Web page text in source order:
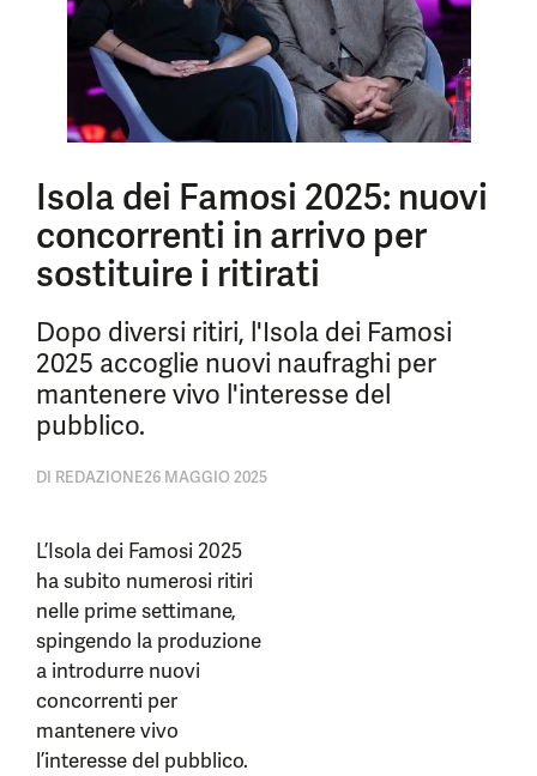
Isola dei Famosi 2025: nuovi
concorrenti in arrivo per
sostituire i ritirati
Dopo diversi ritiri, l'Isola dei Famosi
2025 accoglie nuovi naufraghi per
mantenere vivo l'interesse del
pubblico.
DI REDAZIONE26 MAGGIO 2025
L’Isola dei Famosi 2025
ha subito numerosi ritiri
nelle prime settimane,
spingendo la produzione
a introdurre nuovi
concorrenti per
mantenere vivo
l’interesse del pubblico.